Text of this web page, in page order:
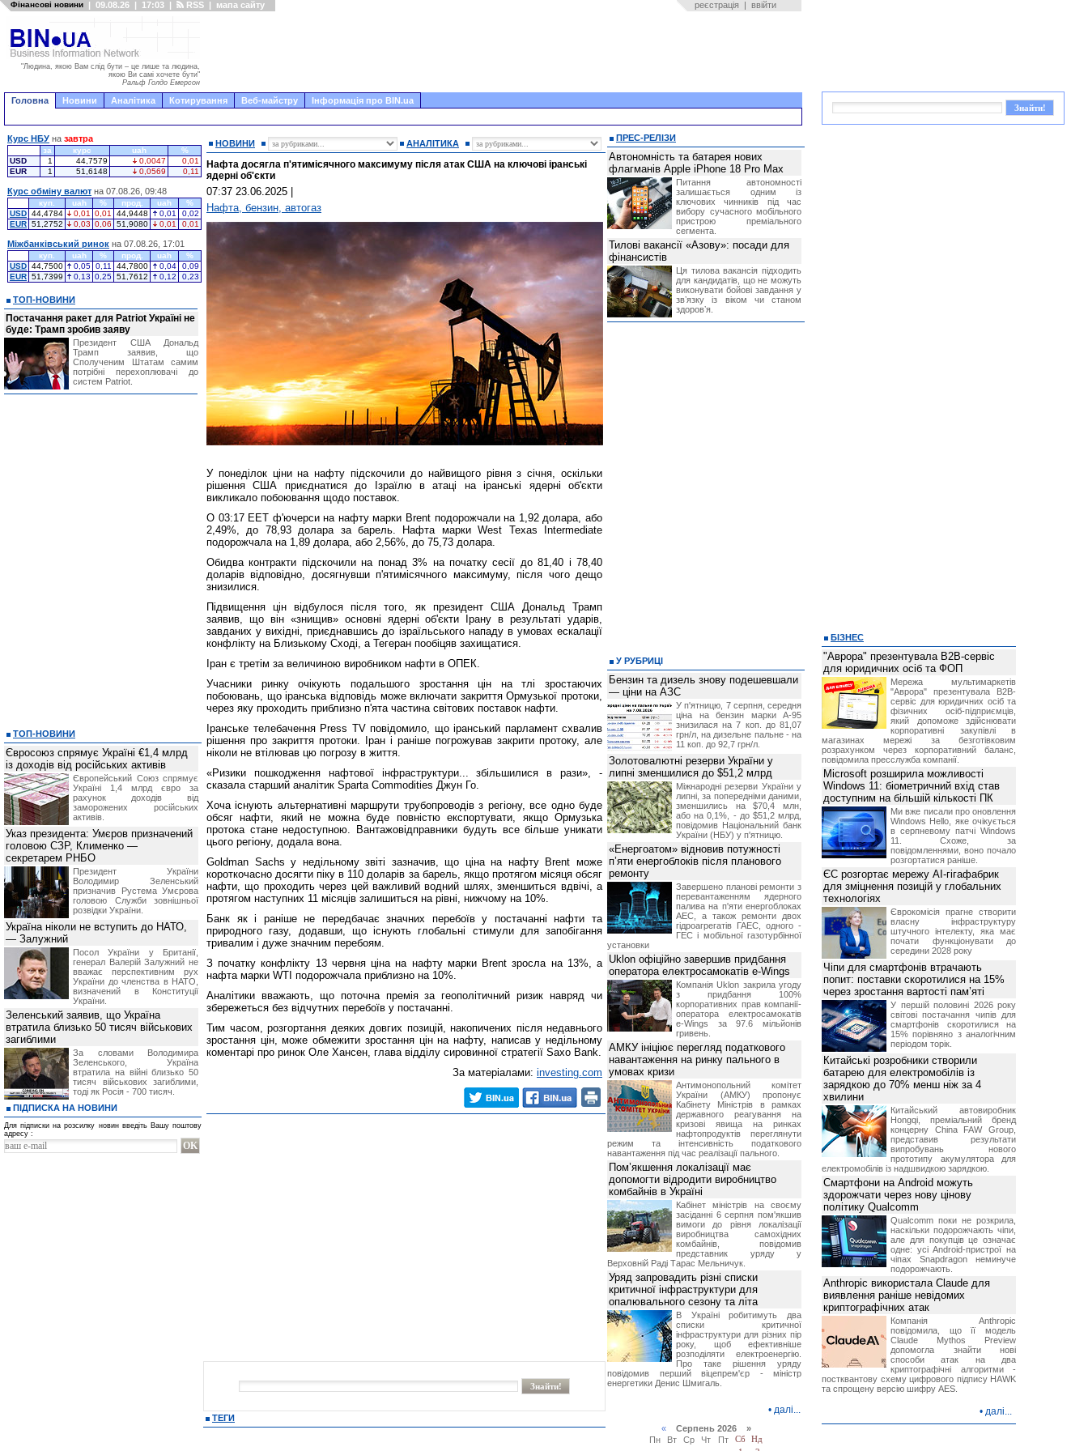
Фінансові новини | 09.08.26 | 17:03 | RSS | мапа сайту реєстрація | ввійти
"Людина, якою Вам слід бути – це лише та людина,
якою Ви самі хочете бути"
Ральф Голдо Емерсон
Головна Новини Аналітика Котирування Веб-майстру Інформація про BIN.ua
НОВИНИ АНАЛІТИКА
Нафта досягла п'ятимісячного максимуму після атак США на ключові іранські
ядерні об'єкти
07:37 23.06.2025
Нафта, бензин, автогаз
У понеділок ціни на нафту підскочили до найвищого рівня з січня, оскільки
рішення США приєднатися до Ізраїлю в атаці на іранські ядерні об'єкти
викликало побоювання щодо поставок.
О 03:17 EET ф'ючерси на нафту марки Brent подорожчали на 1,92 долара, або
2,49%, до 78,93 долара за барель. Нафта марки West Texas Intermediate
подорожчала на 1,89 долара, або 2,56%, до 75,73 долара.
Обидва контракти підскочили на понад 3% на початку сесії до 81,40 і 78,40
доларів відповідно, досягнувши п'ятимісячного максимуму, після чого дещо
знизилися.
Підвищення цін відбулося після того, як президент США Дональд Трамп
заявив, що він «знищив» основні ядерні об'єкти Ірану в результаті ударів,
завданих у вихідні, приєднавшись до ізраїльського нападу в умовах ескалації
конфлікту на Близькому Сході, а Тегеран пообіцяв захищатися.
Іран є третім за величиною виробником нафти в ОПЕК.
Учасники ринку очікують подальшого зростання цін на тлі зростаючих
побоювань, що іранська відповідь може включати закриття Ормузької протоки,
через яку проходить приблизно п'ята частина світових поставок нафти.
Іранське телебачення Press TV повідомило, що іранський парламент схвалив
рішення про закриття протоки. Іран і раніше погрожував закрити протоку, але
ніколи не втілював цю погрозу в життя.
«Ризики пошкодження нафтової інфраструктури... збільшилися в рази», -
сказала старший аналітик Sparta Commodities Джун Го.
Хоча існують альтернативні маршрути трубопроводів з регіону, все одно буде
обсяг нафти, який не можна буде повністю експортувати, якщо Ормузька
протока стане недоступною. Вантажовідправники будуть все більше уникати
цього регіону, додала вона.
Goldman Sachs у недільному звіті зазначив, що ціна на нафту Brent може
короткочасно досягти піку в 110 доларів за барель, якщо протягом місяця обсяг
нафти, що проходить через цей важливий водний шлях, зменшиться вдвічі, а
протягом наступних 11 місяців залишиться на рівні, нижчому на 10%.
Банк як і раніше не передбачає значних перебоїв у постачанні нафти та
природного газу, додавши, що існують глобальні стимули для запобігання
тривалим і дуже значним перебоям.
З початку конфлікту 13 червня ціна на нафту марки Brent зросла на 13%, а
нафта марки WTI подорожчала приблизно на 10%.
Аналітики вважають, що поточна премія за геополітичний ризик навряд чи
збережеться без відчутних перебоїв у постачанні.
Тим часом, розгортання деяких довгих позицій, накопичених після недавнього
зростання цін, може обмежити зростання цін на нафту, написав у недільному
коментарі про ринок Оле Хансен, глава відділу сировинної стратегії Saxo Bank.
За матеріалами: investing.com
ТЕГИ
Курс НБУ на завтра
за курс uah
%
USD
1 44,7579 0,0047
0,01
EUR
1 51,6148 0,0569 0,11
Курс обміну валют на 07.08.26, 09:48
куп. uah % прод. uah
%
USD 44,4784 0,01 0,01 44,9448 0,01
0,02
EUR 51,2752 0,03 0,06 51,9080 0,01 0,01
Міжбанківський ринок на 07.08.26, 17:01
куп. uah % прод. uah
%
USD 44,7500 0,05 0,11 44,7800 0,04
0,09
EUR 51,7399 0,13 0,25 51,7612 0,12 0,23
ТОП-НОВИНИ
Постачання ракет для Patriot Україні не
буде: Трамп зробив заяву
Президент США Дональд
Трамп заявив, що
Сполученим Штатам самим
потрібні перехоплювачі до
систем Patriot.
ТОП-НОВИНИ
Євросоюз спрямує Україні €1,4 млрд
із доходів від російських активів
Європейський Союз спрямує
Україні 1,4 млрд євро за
рахунок доходів від
заморожених російських
активів.
Указ президента: Умєров призначений
головою СЗР, Клименко —
секретарем РНБО
Президент України
Володимир Зеленський
призначив Pустема Умєрова
головою Служби зовнішньої
розвідки України.
Україна ніколи не вступить до НАТО,
— Залужний
Посол України у Британії,
генерал Валерій Залужний не
вважає перспективним рух
України до членства в НАТО,
визначений в Конституції
України.
Зеленський заявив, що Україна
втратила близько 50 тисяч військових
загиблими
За словами Володимира
Зеленського, Україна
втратила на війні близько 50
тисяч військових загиблими,
тоді як Росія - 700 тисяч.
ПІДПИСКА НА НОВИНИ
Для підписки на розсилку новин введіть Вашу поштову
адресу :
ПРЕС-РЕЛІЗИ
Автономність та батарея нових
флагманів Apple iPhone 18 Pro Max
Питання автономності
залишається одним із
ключових чинників під час
вибору сучасного мобільного
пристрою преміального
сегмента.
Тилові вакансії «Азову»: посади для
фінансистів
Ця тилова вакансія підходить
для кандидатів, що не можуть
виконувати бойові завдання у
звʼязку із віком чи станом
здоровʼя.
У РУБРИЦІ
Бензин та дизель знову подешевшали
— ціни на АЗС
У п'ятницю, 7 серпня, середня
ціна на бензин марки А-95
знизилася на 7 коп. до 81,07
грн/л, на дизельне пальне - на
11 коп. до 92,7 грн/л.
Золотовалютні резерви України у
липні зменшилися до $51,2 млрд
Міжнародні резерви України у
липні, за попередніми даними,
зменшились на $70,4 млн,
або на 0,1%, - до $51,2 млрд,
повідомив Національний банк
України (НБУ) у п'ятницю.
«Енергоатом» відновив потужності
п’яти енергоблоків після планового
ремонту
Завершено планові ремонти з
перевантаженням ядерного
палива на п'яти енергоблоках
АЕС, а також ремонти двох
гідроагрегатів ГАЕС, одного -
ГЕС і мобільної газотурбінної
установки
Uklon офіційно завершив придбання
оператора електросамокатів e-Wings
Компанія Uklon закрила угоду
з придбання 100%
корпоративних прав компанії-
оператора електросамокатів
e-Wings за 97.6 мільйонів
гривень.
АМКУ ініціює перегляд податкового
навантаження на ринку пального в
умовах кризи
Антимонопольний комітет
України (АМКУ) пропонує
Кабінету Міністрів в рамках
державного реагування на
кризові явища на ринках
нафтопродуктів переглянути
режим та інтенсивність податкового
навантаження під час реалізації пального.
Пом’якшення локалізації має
допомогти відродити виробництво
комбайнів в Україні
Кабінет міністрів на своєму
засіданні 6 серпня пом'якшив
вимоги до рівня локалізації
виробництва самохідних
комбайнів, повідомив
представник уряду у
Верховній Раді Тарас Мельничук.
Уряд запровадить різні списки
критичної інфраструктури для
опалювального сезону та літа
В Україні робитимуть два
списки критичної
інфраструктури для різних пір
року, щоб ефективніше
розподіляти електроенергію.
Про таке рішення уряду
повідомив перший віцепрем'єр - міністр
енергетики Денис Шмигаль.
• далі...
«Серпень 2026 »
Пн
Вт Ср Чт Пт Сб
Нд
БІЗНЕС
"Аврора" презентувала B2B-сервіс
для юридичних осіб та ФОП
Мережа мультимаркетів
"Аврора" презентувала B2B-
сервіс для юридичних осіб та
фізичних осіб-підприємців,
який допоможе здійснювати
корпоративні закупівлі в
магазинах мережі за безготівковим
розрахунком через корпоративний баланс,
повідомила пресслужба компанії.
Microsoft розширила можливості
Windows 11: біометричний вхід став
доступним на більшій кількості ПК
Ми вже писали про оновлення
Windows Hello, яке очікується
в серпневому патчі Windows
11. Схоже, за
повідомленнями, воно почало
розгортатися раніше.
ЄС розгортає мережу AI-гігафабрик
для зміцнення позицій у глобальних
технологіях
Єврокомісія прагне створити
власну інфраструктуру
штучного інтелекту, яка має
почати функціонувати до
середини 2028 року
Чіпи для смартфонів втрачають
попит: поставки скоротилися на 15%
через зростання вартості пам’яті
У першій половині 2026 року
світові постачання чипів для
смартфонів скоротилися на
15% порівняно з аналогічним
періодом торік.
Китайські розробники створили
батарею для електромобілів із
зарядкою до 70% менш ніж за 4
хвилини
Китайський автовиробник
Hongqi, преміальний бренд
концерну China FAW Group,
представив результати
випробувань нового
прототипу акумулятора для
електромобілів із надшвидкою зарядкою.
Смартфони на Android можуть
здорожчати через нову цінову
політику Qualcomm
Qualcomm поки не розкрила,
наскільки подорожчають чіпи,
але для покупців це означає
одне: усі Android-пристрої на
чіпах Snapdragon неминуче
подорожчають.
Anthropic використала Claude для
виявлення раніше невідомих
криптографічних атак
Компанія Anthropic
повідомила, що її модель
Claude Mythos Preview
допомогла знайти нові
способи атак на два
криптографічні алгоритми -
постквантову схему цифрового підпису HAWK
та спрощену версію шифру AES.
• далі...